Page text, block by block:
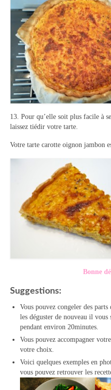
13. Pour qu’elle soit plus facile à
laissez tiédir votre tarte.
Votre tarte carotte oignon jambon
Bonne
Suggestions:
Vous pouvez congeler des
les déguster de nouveau il
pendant environ 20minutes.
Vous pouvez accompagner
votre choix.
Voici quelques exemples en
vous pouvez retrouver les